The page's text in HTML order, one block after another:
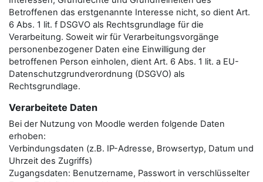
Betroffenen das erstgenannte Interesse nicht, so dient Art.
6 Abs. 1 lit. f DSGVO als Rechtsgrundlage für die
Verarbeitung. Soweit wir für Verarbeitungsvorgänge
personenbezogener Daten eine Einwilligung der
betroffenen Person einholen, dient Art. 6 Abs. 1 lit. a EU-
Datenschutzgrundverordnung (DSGVO) als
Rechtsgrundlage.
Verarbeitete Daten
Bei der Nutzung von Moodle werden folgende Daten
erhoben:
Verbindungsdaten (z.B. IP-Adresse, Browsertyp, Datum und
Uhrzeit des Zugriffs)
Zugangsdaten: Benutzername, Passwort in verschlüsselter